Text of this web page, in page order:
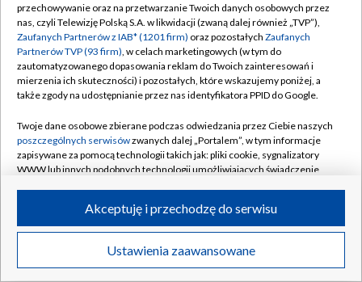
Abonament TVP
Emisja w TVP
Centrum informacji TVP
Naziemna Telewizja Cyfrowa
Rada Programowa
System NOS
Informacje o nadawcy
Program dla prasy
Ogłoszenie przetargowe
Regulamin TVP
Polityka prywatności
Moje zgody
Pomoc
Kontakt
Kanały
©2026 Telewizja Polska S.A. w likwidacji
przechowywanie oraz na przetwarzanie Twoich danych osobowych przez
nas, czyli Telewizję Polską S.A. w likwidacji (zwaną dalej również „TVP”),
Zaufanych Partnerów z IAB* (1201 firm) oraz pozostałych Zaufanych
Partnerów TVP (93 firm), w celach marketingowych (w tym do
zautomatyzowanego dopasowania reklam do Twoich zainteresowań i
mierzenia ich skuteczności) i pozostałych, które wskazujemy poniżej, a
także zgody na udostępnianie przez nas identyfikatora PPID do Google.
Twoje dane osobowe zbierane podczas odwiedzania przez Ciebie naszych
poszczególnych serwisówzwanych dalej „Portalem”, w tym informacje
zapisywane za pomocą technologii takich jak: pliki cookie, sygnalizatory
WWW lub innych podobnych technologii umożliwiających świadczenie
ruchu w Internecie.
Twoje dane osobowe zbierane podczas odwiedzania przez Ciebie
poszczególnych serwisówna Portalu, takie jak adresy IP, identyfikatory
Ustawienia zaawansowane
Akceptuję i przechodzę do serwisu